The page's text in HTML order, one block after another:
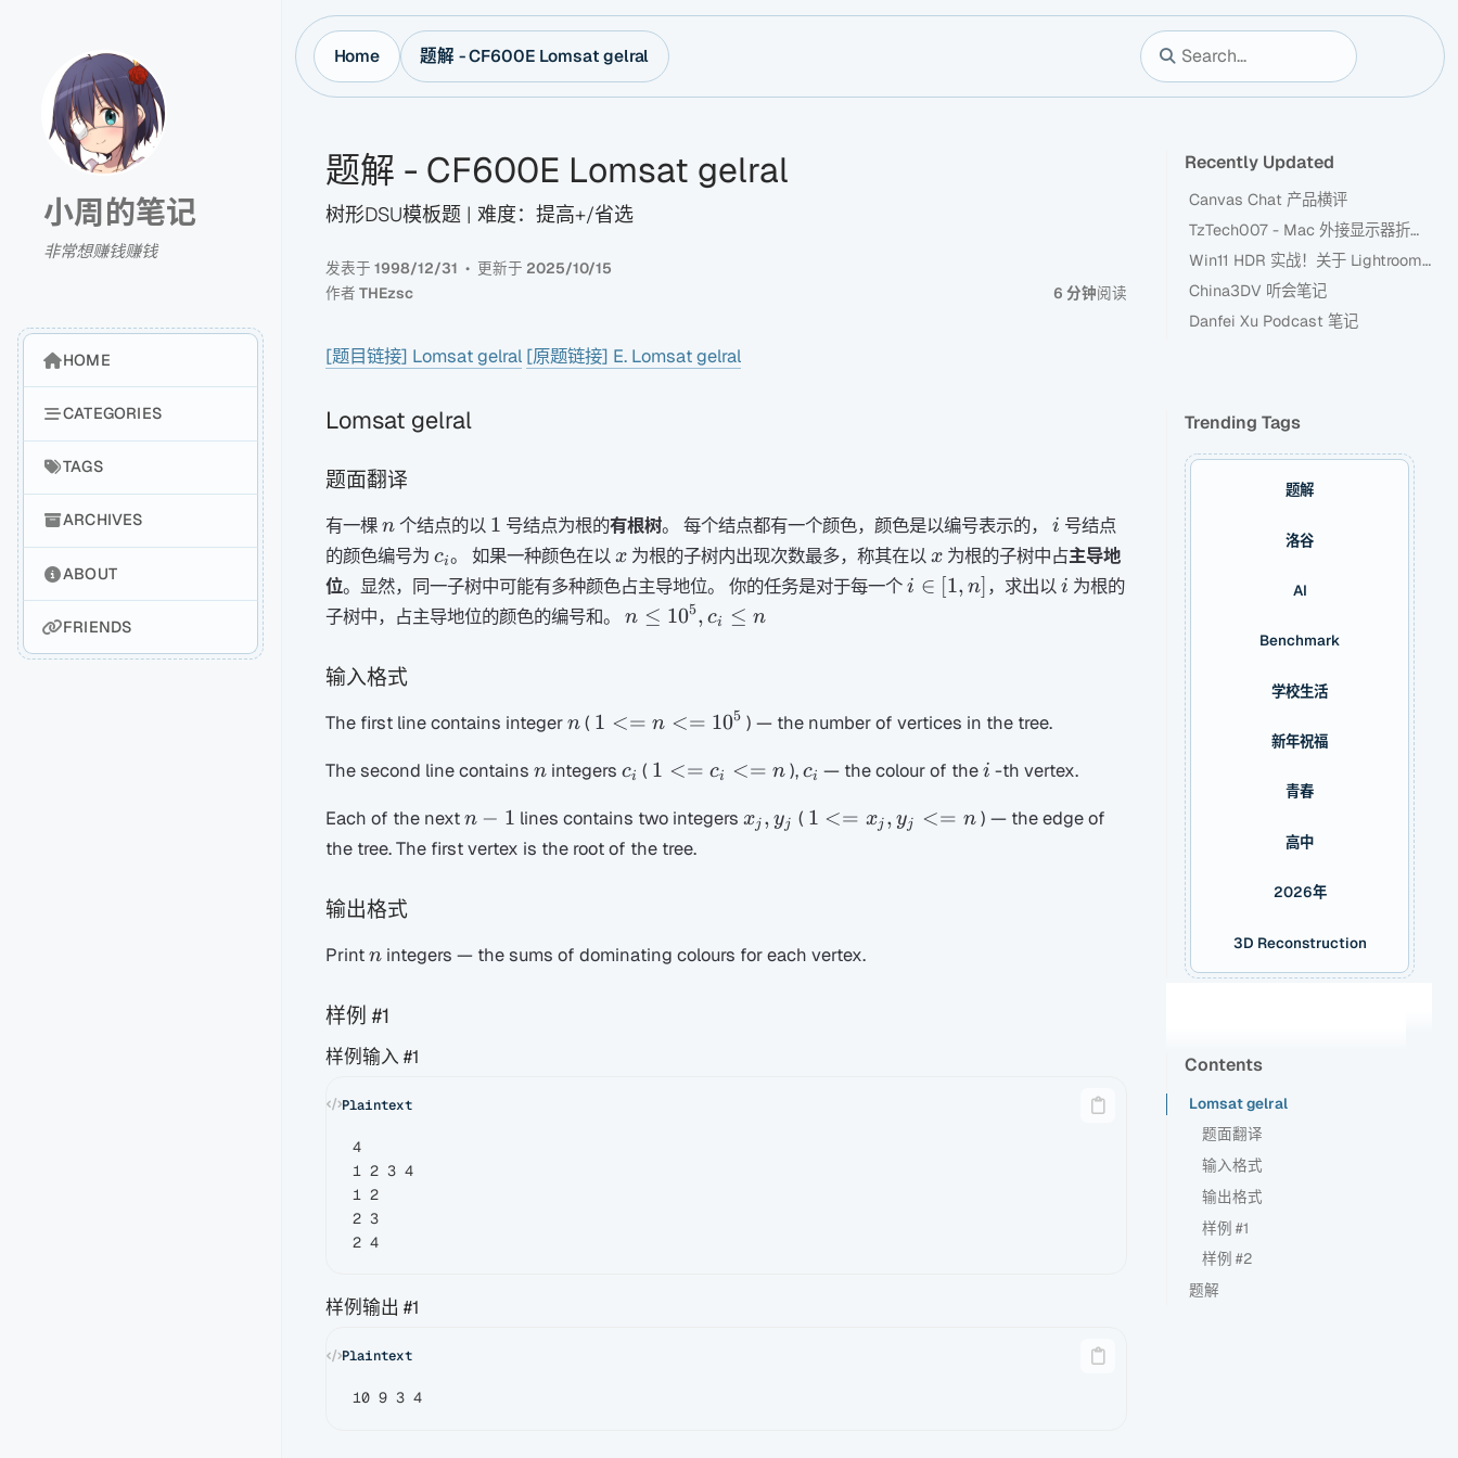
小周的笔记
非常想赚钱赚钱
HOME
CATEGORIES
TAGS
ARCHIVES
ABOUT
FRIENDS
Home 题解 - CF600E Lomsat gelral
题解 - CF600E Lomsat gelral
树形DSU模板题 | 难度：提高+/省选
发表于 1998/12/31 更新于 2025/10/15
作者 THEzsc 6 分钟阅读
[题目链接] Lomsat gelral [原题链接] E. Lomsat gelral
Lomsat gelral
题面翻译
有一棵n
n 个结点的以 1
1 号结点为根的有根树。 每个结点都有一个颜色，颜色是以编号表示的， i
i 号结点
的颜色编号为 c_i
ci。 如果一种颜色在以 x
x 为根的子树内出现次数最多，称其在以 x
x 为根的子树中占主导地
位。显然，同一子树中可能有多种颜色占主导地位。 你的任务是对于每一个i\in[1,n]
i ∈ [1 , n] ，求出以i
i 为根的
子树中，占主导地位的颜色的编号和。 n\le
n ≤ 105, ci ≤ n
输入格式
The first line contains integern
n ( 1<=n<=10^{5}
1 <= n <= 105 ) — the number of vertices in the tree.
The second line contains n
n integers c_{i}
ci ( 1<=c_{i}
1 <= ci <= n ),c_{i}
ci — the colour of thei
i -th vertex.
Each of the nextn-
1
n − 1 lines contains two integers x_{j},y_{j}
xj , yj ( 1<=x_{j},y_{j}
1 <= xj , yj <= n ) — the edge of
the tree. The first vertex is the root of the tree.
输出格式
Printn
n integers — the sums of dominating colours for each vertex.
样例 #1
样例输入 #1
4
1 2 3 4
1 2
2 3
样例输出 #1
Recently Updated
Canvas Chat 产品横评
TzTech007 - Mac 外接显示器折腾记
Win11 HDR 实战！关于 Lightroom 新 HDR 功能
China3DV 听会笔记
Danfei Xu Podcast 笔记
Trending Tags
题解
洛谷
AI
Benchmark
学校生活
新年祝福
青春
高中
2026年
3D Reconstruction
Contents
Lomsat gelral
题面翻译
输入格式
输出格式
样例 #1
样例 #2
题解